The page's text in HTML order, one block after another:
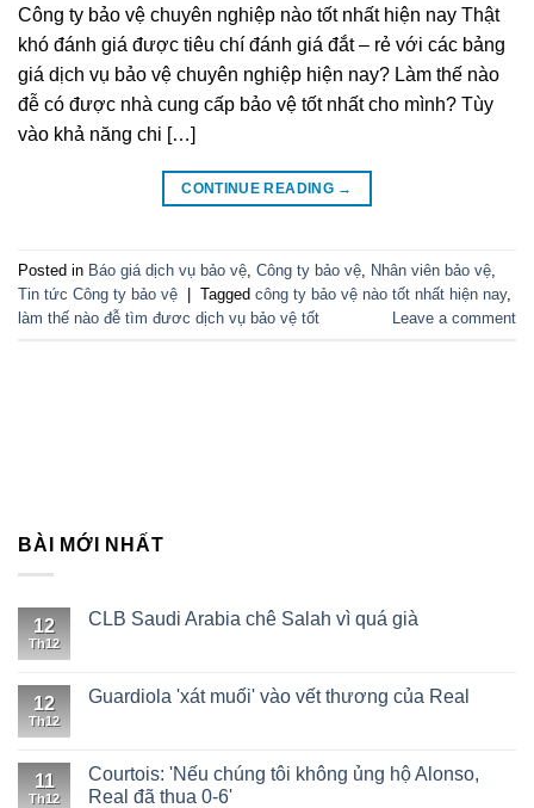
Công ty bảo vệ chuyên nghiệp nào tốt nhất hiện nay Thật
khó đánh giá được tiêu chí đánh giá đắt – rẻ với các bảng
giá dịch vụ bảo vệ chuyên nghiệp hiện nay? Làm thế nào
đễ có được nhà cung cấp bảo vệ tốt nhất cho mình? Tùy
vào khả năng chi […]
CONTINUE READING →
Posted in Báo giá dịch vụ bảo vệ Công ty bảo vệ Nhân viên bảo vệ
Tin tức Công ty bảo vệ | Tagged công ty bảo vệ nào tốt nhất hiện nay,
làm thế nào đễ tìm đươc dịch vụ bảo vệ tốt
Leave a comment
BÀI MỚI NHẤT
12
Th12
CLB Saudi Arabia chê Salah vì quá già
12
Th12
Guardiola 'xát muối' vào vết thương của Real
11
Th12
Courtois: 'Nếu chúng tôi không ủng hộ Alonso,
Real đã thua 0-6'